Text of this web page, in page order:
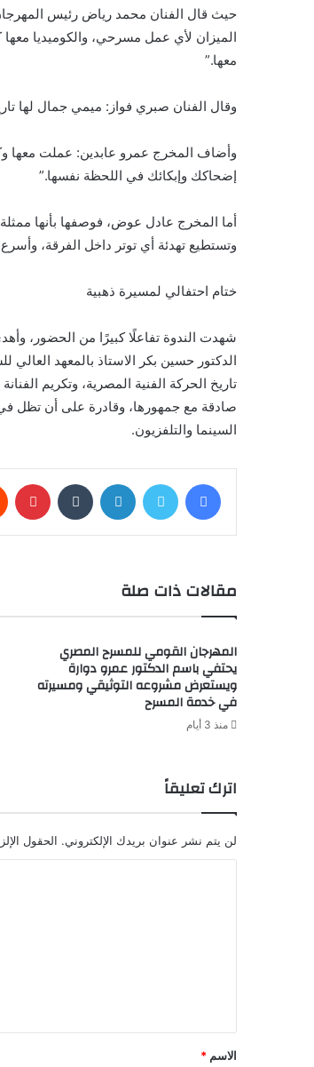
حيث قال الفنان محمد رياض رئيس المهرجان:
الميزان لأي عمل مسرحي، والكوميديا
معها.”
وقال الفنان صبري فواز: ميمي جمال لها
وأضاف المخرج عمرو عابدين: عملت معها
إضحاكك وإبكائك في اللحظة نفسها.”
أما المخرج عادل عوض، فوصفها بأنها
وتستطيع تهدئة أي توتر داخل الفرقة،
ختام احتفالي لمسيرة ذهبية
شهدت الندوة تفاعلًا كبيرًا من الحضور،
الدكتور حسين بكر الاستاذ بالمعهد
تاريخ الحركة الفنية المصرية، وتكريم
صادقة مع جمهورها، وقادرة على أن تظل
السينما والتلفزيون.
فيسبوك تويتر لينكدإن
مقالات ذات صلة
المهرجان القومي للمسرح المصري
يحتفي باسم الدكتور عمرو دوارة
ويستعرض مشروعه التوثيقي ومسيرته
في خدمة المسرح
منذ 3 أيام
اترك تعليقاً
لن يتم نشر عنوان بريدك الإلكتروني. الحقول
ق
*
الاسم *